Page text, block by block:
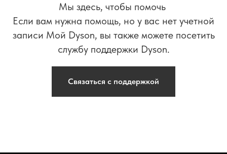
Мы здесь, чтобы помочь
Если вам нужна помощь, но у вас нет учетной
записи Мой Dyson, вы также можете посетить
службу поддержки Dyson.
Связаться с поддержкой